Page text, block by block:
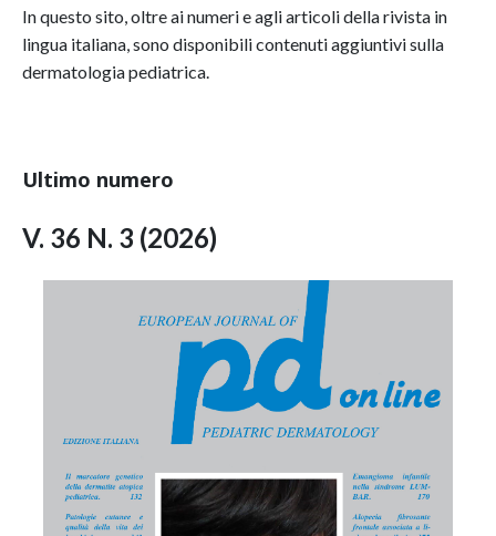
In questo sito, oltre ai numeri e agli articoli della rivista in
lingua italiana, sono disponibili contenuti aggiuntivi sulla
dermatologia pediatrica.
Ultimo numero
V. 36 N. 3 (2026)